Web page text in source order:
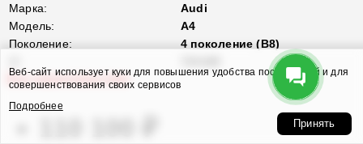
Марка:
Audi
Модель:
A4
Поколение:
4 поколение (B8)
Все характеристики
Веб-сайт использует куки для повышения удобства посетителей и для
совершенствования своих сервисов
Подробнее
Принять